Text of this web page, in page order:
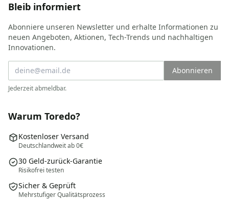
Bleib informiert
Abonniere unseren Newsletter und erhalte Informationen zu
neuen Angeboten, Aktionen, Tech-Trends und nachhaltigen
Innovationen.
Abonnieren
Jederzeit abmeldbar.
Warum Toredo?
Kostenloser Versand
Deutschlandweit ab 0€
30 Geld-zurück-Garantie
Risikofrei testen
Sicher & Geprüft
Mehrstufiger Qualitätsprozess